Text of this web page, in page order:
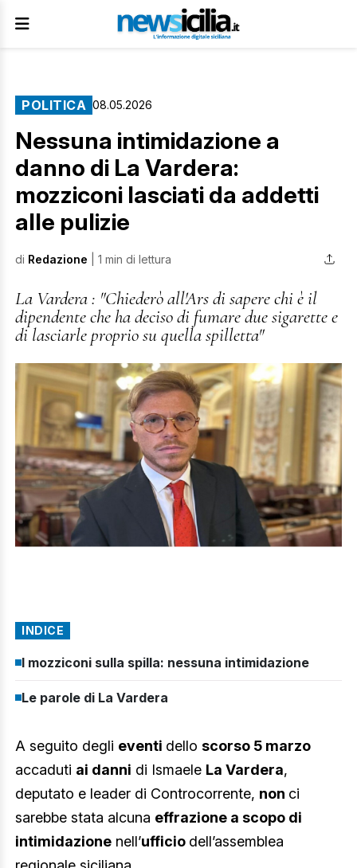
POLITICA 08.05.2026
Nessuna intimidazione a
danno di La Vardera:
mozziconi lasciati da addetti
alle pulizie
di Redazione | 1 min di lettura
La Vardera : "Chiederò all'Ars di sapere chi è il
dipendente che ha deciso di fumare due sigarette e
di lasciarle proprio su quella spilletta"
INDICE
I mozziconi sulla spilla: nessuna intimidazione
Le parole di La Vardera
A seguito degli eventi dello scorso 5 marzo
accaduti ai danni di Ismaele La Vardera,
deputato e leader di Controcorrente, non ci
sarebbe stata alcuna effrazione a scopo di
intimidazione nell’ufficio dell’assemblea